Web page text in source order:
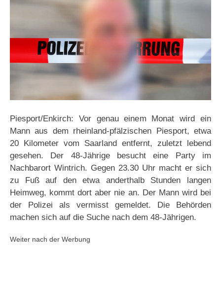
Piesport/Enkirch: Vor genau einem Monat wird ein
Mann aus dem rheinland-pfälzischen Piesport, etwa
20 Kilometer vom Saarland entfernt, zuletzt lebend
gesehen. Der 48-Jährige besucht eine Party im
Nachbarort Wintrich. Gegen 23.30 Uhr macht er sich
zu Fuß auf den etwa anderthalb Stunden langen
Heimweg, kommt dort aber nie an. Der Mann wird bei
der Polizei als vermisst gemeldet. Die Behörden
machen sich auf die Suche nach dem 48-Jährigen.
Weiter nach der Werbung